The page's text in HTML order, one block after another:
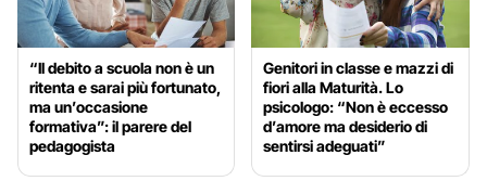
“Il debito a scuola non è un
ritenta e sarai più fortunato,
ma un’occasione
formativa”: il parere del
pedagogista
Genitori in classe e mazzi di
fiori alla Maturità. Lo
psicologo: “Non è eccesso
d’amore ma desiderio di
sentirsi adeguati”